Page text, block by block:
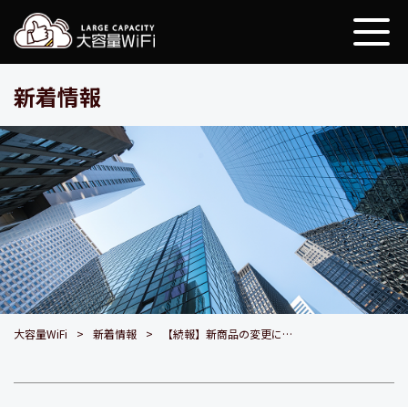
新着情報
大容量WiFi 新着情報 【続報】新商品の変更につきまして